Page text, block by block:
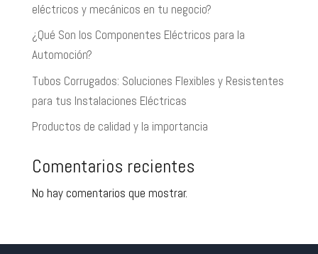
eléctricos y mecánicos en tu negocio?
¿Qué Son los Componentes Eléctricos para la
Automoción?
Tubos Corrugados: Soluciones Flexibles y Resistentes
para tus Instalaciones Eléctricas
Productos de calidad y la importancia
Comentarios recientes
No hay comentarios que mostrar.